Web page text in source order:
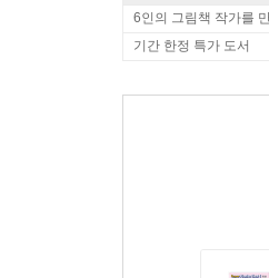
6인의 그림책 작가를
기간 한정 특가 도서